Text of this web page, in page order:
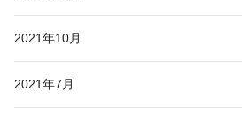
2021年10月
2021年7月